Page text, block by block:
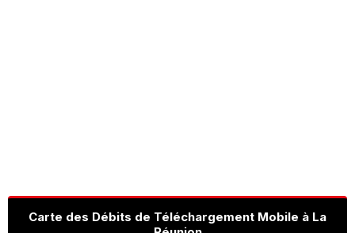
Carte des Débits de Téléchargement Mobile à La